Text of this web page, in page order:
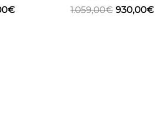
€
1.059,00€ 930,00€